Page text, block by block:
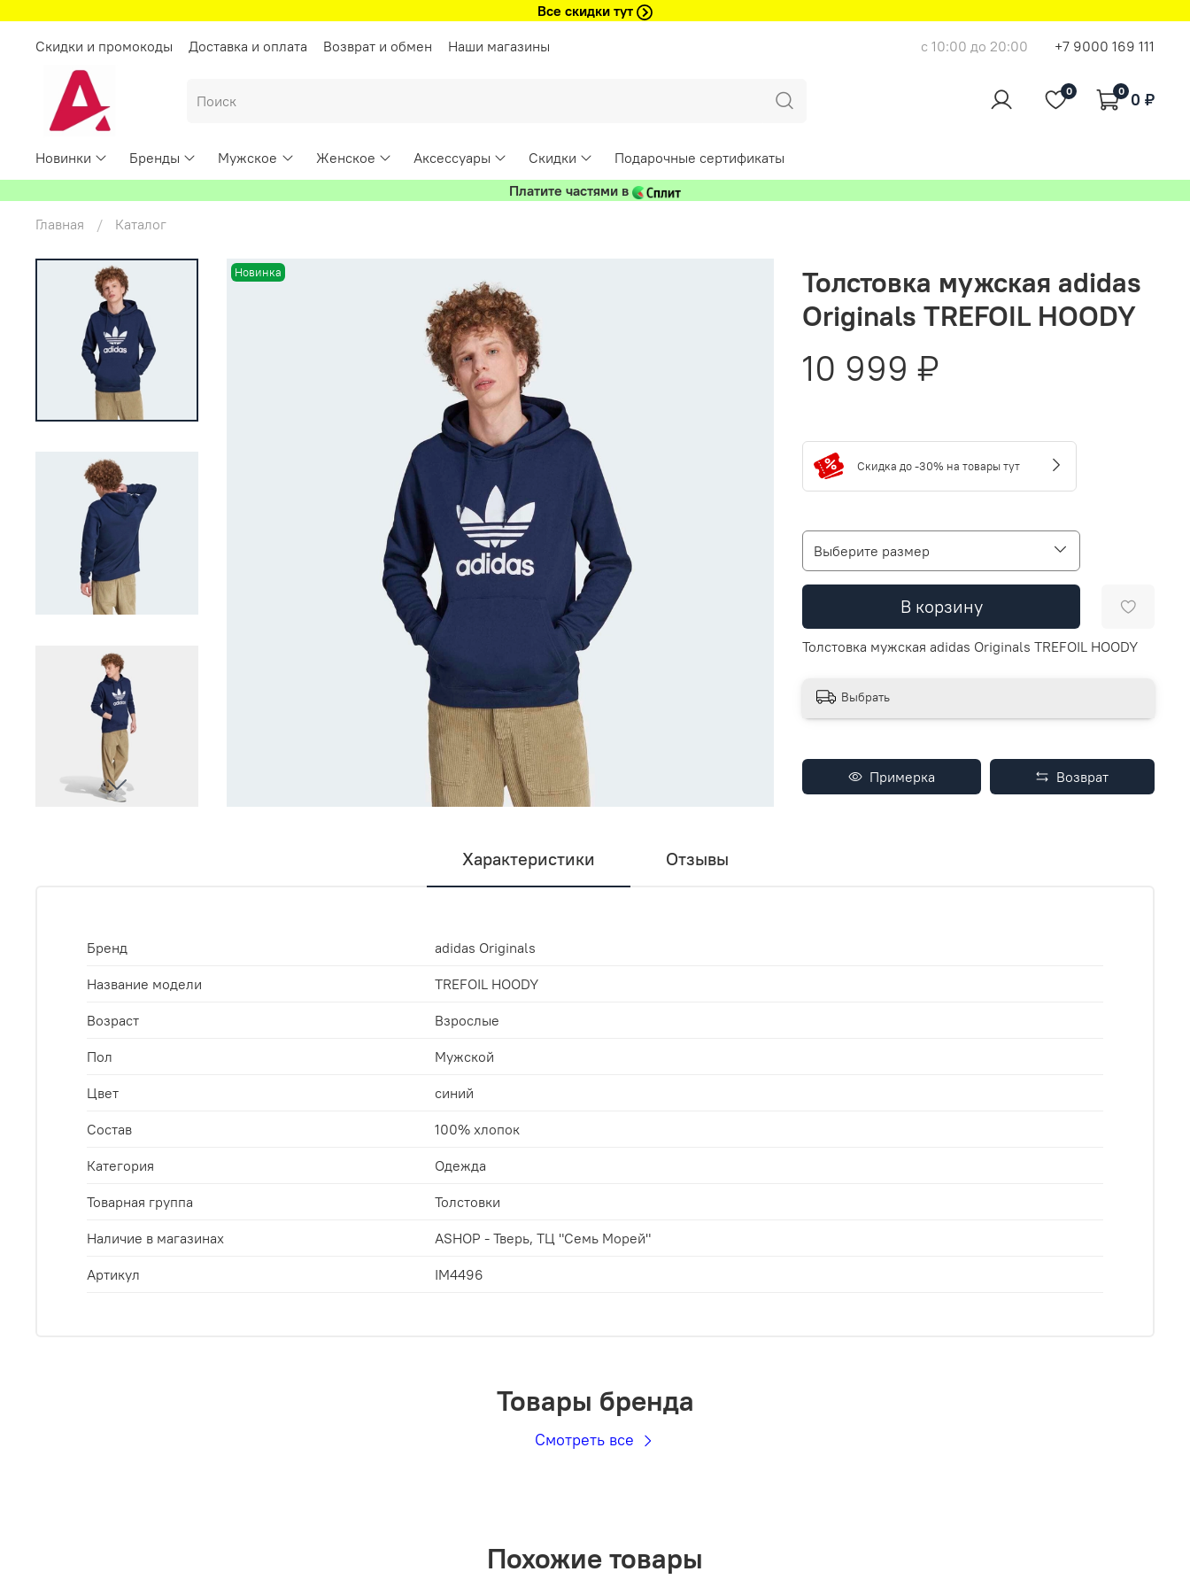
Все скидки тут
Скидки и промокоды
Доставка и оплата Возврат и обмен Наши магазины с 10:00 до 20:00 +7 9000 169 111
0 0 0 ₽
Новинки Бренды Мужское Женское Аксессуары Скидки
Подарочные сертификаты
Платите частями в
Главная
Каталог
Новинка
Толстовка мужская adidas
Originals TREFOIL HOODY
10 999 ₽
Скидка до -30% на товары тут
Выберите размер
В корзину
Толстовка мужская adidas Originals TREFOIL HOODY
Выбрать
Примерка Возврат
Характеристики Отзывы
Бренд adidas Originals
Название модели TREFOIL HOODY
Возраст Взрослые
Пол Мужской
Цвет синий
Состав 100% хлопок
Категория Одежда
Товарная группа Толстовки
Наличие в магазинах ASHOP - Тверь, ТЦ "Семь Морей"
Артикул IM4496
Товары бренда
Смотреть все
Похожие товары